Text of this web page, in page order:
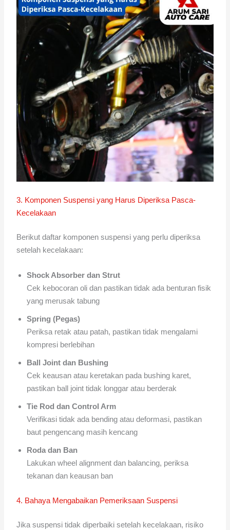
3. Komponen Suspensi yang Harus Diperiksa Pasca-
Kecelakaan
Berikut daftar komponen suspensi yang perlu diperiksa
setelah kecelakaan:
Shock Absorber dan Strut
Cek kebocoran oli dan pastikan tidak ada benturan fisik
yang merusak tabung
Spring (Pegas)
Periksa retak atau patah, pastikan tidak mengalami
kompresi berlebihan
Ball Joint dan Bushing
Cek keausan atau keretakan pada bushing karet,
pastikan ball joint tidak longgar atau berderak
Tie Rod dan Control Arm
Verifikasi tidak ada bending atau deformasi, pastikan
baut pengencang masih kencang
Roda dan Ban
Lakukan wheel alignment dan balancing, periksa
tekanan dan keausan ban
4. Bahaya Mengabaikan Pemeriksaan Suspensi
Jika suspensi tidak diperbaiki setelah kecelakaan, risiko